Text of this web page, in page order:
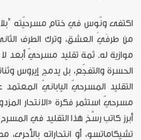
اكتفى ونّوس في ختام مسرحيّته
من طرفَيْ العشق، وترك الطرف
موازية له. ثمة تقليد مسرحيّ أبعد
الحسرة والتفجّع، بل يدمج إيروس
التقليد المسرحيّ اليابانيّ
مسرحيّ استثمر فكرة «الانتحار
أبرز كاتب رسَّخ هذا التقليد في
تشيكاماتسو، أو انتحاراته